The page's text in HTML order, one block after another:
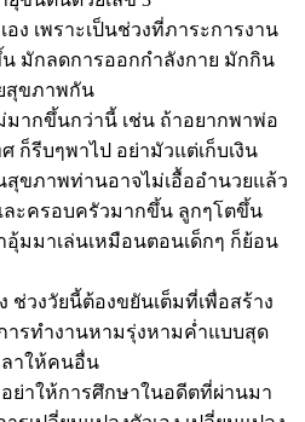
ง เพราะเป็นช่วงที่ภาระการงาน
มักลดการออกกำลังกาย มักกิน
สุขภาพกัน
มากขึ้นกว่านี้ เช่น ถ้าอยากพาพ่อ
ก็รีบๆพาไป อย่ามัวแต่เก็บเงิน
สุขภาพท่านอาจไม่เอื้ออำนวยแล้ว
ละครอบครัวมากขึ้น ลูกๆโตขึ้น
อุ้มมาเล่นเหมือนตอนเด็กๆ ก็ย้อน
ช่วงวัยนี้ต้องขยันเต็มที่เพื่อสร้าง
ารทำงานหามรุ่งหามค่ำแบบสุด
ลาให้คนอื่น
อย่าให้การศึกษาในอดีตที่ผ่านมา